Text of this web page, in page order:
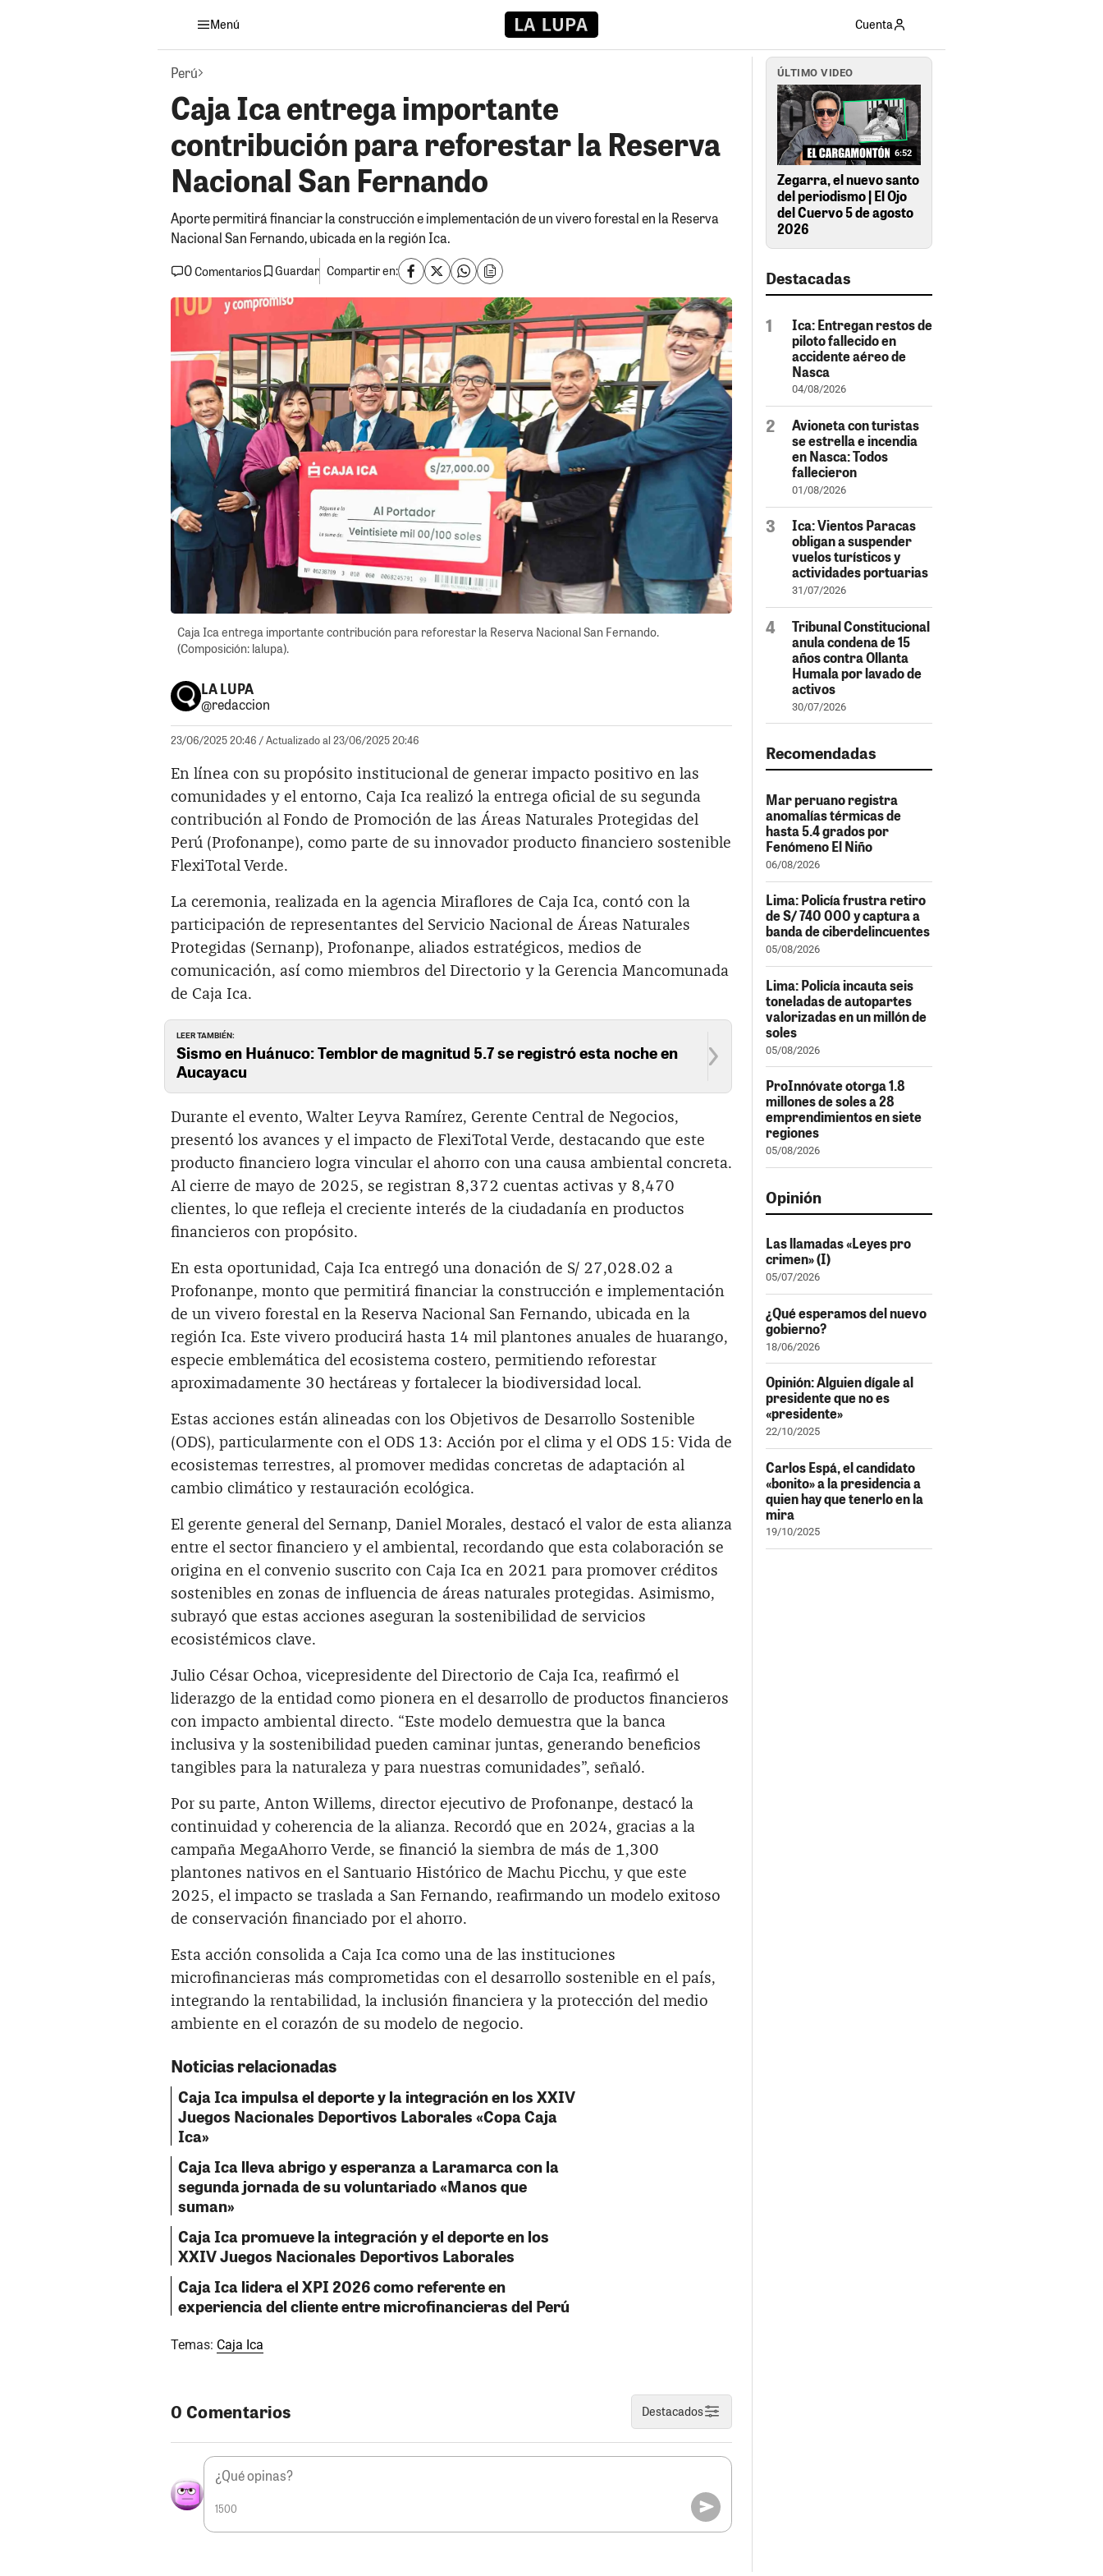
Menú Cuenta
Perú
Caja Ica entrega importante
contribución para reforestar la Reserva
Nacional San Fernando
Aporte permitirá financiar la construcción e implementación de un vivero forestal en la Reserva
Nacional San Fernando, ubicada en la región Ica.
0Comentarios Guardar Compartir en:
Caja Ica entrega importante contribución para reforestar la Reserva Nacional San Fernando.
(Composición: lalupa).
LA LUPA
@redaccion
23/06/2025 20:46 / Actualizado al 23/06/2025 20:46
En línea con su propósito institucional de generar impacto positivo en las
comunidades y el entorno, Caja Ica realizó la entrega oficial de su segunda
contribución al Fondo de Promoción de las Áreas Naturales Protegidas del
Perú (Profonanpe), como parte de su innovador producto financiero sostenible
FlexiTotal Verde.
La ceremonia, realizada en la agencia Miraflores de Caja Ica, contó con la
participación de representantes del Servicio Nacional de Áreas Naturales
Protegidas (Sernanp), Profonanpe, aliados estratégicos, medios de
comunicación, así como miembros del Directorio y la Gerencia Mancomunada
de Caja Ica.
LEER TAMBIÉN:
Sismo en Huánuco: Temblor de magnitud 5.7 se registró esta noche en
Aucayacu
Durante el evento, Walter Leyva Ramírez, Gerente Central de Negocios,
presentó los avances y el impacto de FlexiTotal Verde, destacando que este
producto financiero logra vincular el ahorro con una causa ambiental concreta.
Al cierre de mayo de 2025, se registran 8,372 cuentas activas y 8,470
clientes, lo que refleja el creciente interés de la ciudadanía en productos
financieros con propósito.
En esta oportunidad, Caja Ica entregó una donación de S/ 27,028.02 a
Profonanpe, monto que permitirá financiar la construcción e implementación
de un vivero forestal en la Reserva Nacional San Fernando, ubicada en la
región Ica. Este vivero producirá hasta 14 mil plantones anuales de huarango,
especie emblemática del ecosistema costero, permitiendo reforestar
aproximadamente 30 hectáreas y fortalecer la biodiversidad local.
Estas acciones están alineadas con los Objetivos de Desarrollo Sostenible
(ODS), particularmente con el ODS 13: Acción por el clima y el ODS 15: Vida de
ecosistemas terrestres, al promover medidas concretas de adaptación al
cambio climático y restauración ecológica.
El gerente general del Sernanp, Daniel Morales, destacó el valor de esta alianza
entre el sector financiero y el ambiental, recordando que esta colaboración se
origina en el convenio suscrito con Caja Ica en 2021 para promover créditos
sostenibles en zonas de influencia de áreas naturales protegidas. Asimismo,
subrayó que estas acciones aseguran la sostenibilidad de servicios
ecosistémicos clave.
Julio César Ochoa, vicepresidente del Directorio de Caja Ica, reafirmó el
liderazgo de la entidad como pionera en el desarrollo de productos financieros
con impacto ambiental directo. “Este modelo demuestra que la banca
inclusiva y la sostenibilidad pueden caminar juntas, generando beneficios
tangibles para la naturaleza y para nuestras comunidades”, señaló.
Por su parte, Anton Willems, director ejecutivo de Profonanpe, destacó la
continuidad y coherencia de la alianza. Recordó que en 2024, gracias a la
campaña MegaAhorro Verde, se financió la siembra de más de 1,300
plantones nativos en el Santuario Histórico de Machu Picchu, y que este
2025, el impacto se traslada a San Fernando, reafirmando un modelo exitoso
de conservación financiado por el ahorro.
Esta acción consolida a Caja Ica como una de las instituciones
microfinancieras más comprometidas con el desarrollo sostenible en el país,
integrando la rentabilidad, la inclusión financiera y la protección del medio
ambiente en el corazón de su modelo de negocio.
Noticias relacionadas
Caja Ica impulsa el deporte y la integración en los XXIV
Juegos Nacionales Deportivos Laborales «Copa Caja
Ica»
Caja Ica lleva abrigo y esperanza a Laramarca con la
segunda jornada de su voluntariado «Manos que
suman»
Caja Ica promueve la integración y el deporte en los
XXIV Juegos Nacionales Deportivos Laborales
Caja Ica lidera el XPI 2026 como referente en
experiencia del cliente entre microfinancieras del Perú
Temas: Caja Ica
0 Comentarios Destacados
1500
ÚLTIMO VIDEO
6:52
Zegarra, el nuevo santo
del periodismo | El Ojo
del Cuervo 5 de agosto
2026
Destacadas
Ica: Entregan restos de
piloto fallecido en
accidente aéreo de
Nasca
04/08/2026
Avioneta con turistas
se estrella e incendia
en Nasca: Todos
fallecieron
01/08/2026
Ica: Vientos Paracas
obligan a suspender
vuelos turísticos y
actividades portuarias
31/07/2026
Tribunal Constitucional
anula condena de 15
años contra Ollanta
Humala por lavado de
activos
30/07/2026
Recomendadas
Mar peruano registra
anomalías térmicas de
hasta 5.4 grados por
Fenómeno El Niño
06/08/2026
Lima: Policía frustra retiro
de S/ 740 000 y captura a
banda de ciberdelincuentes
05/08/2026
Lima: Policía incauta seis
toneladas de autopartes
valorizadas en un millón de
soles
05/08/2026
ProInnóvate otorga 1.8
millones de soles a 28
emprendimientos en siete
regiones
05/08/2026
Opinión
Las llamadas «Leyes pro
crimen» (I)
05/07/2026
¿Qué esperamos del nuevo
gobierno?
18/06/2026
Opinión: Alguien dígale al
presidente que no es
«presidente»
22/10/2025
Carlos Espá, el candidato
«bonito» a la presidencia a
quien hay que tenerlo en la
mira
19/10/2025